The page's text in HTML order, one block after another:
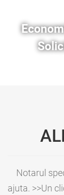
Notarul
ajuta. >>Un